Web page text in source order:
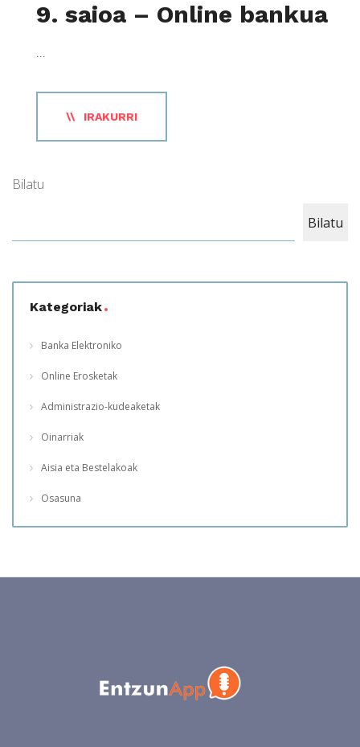
9. saioa – Online bankua
...
IRAKURRI
Bilatu
Bilatu
Kategoriak
Banka Elektroniko
Online Erosketak
Administrazio-kudeaketak
Oinarriak
Aisia eta Bestelakoak
Osasuna